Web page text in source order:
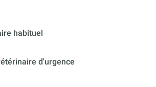
habituel
d'urgence